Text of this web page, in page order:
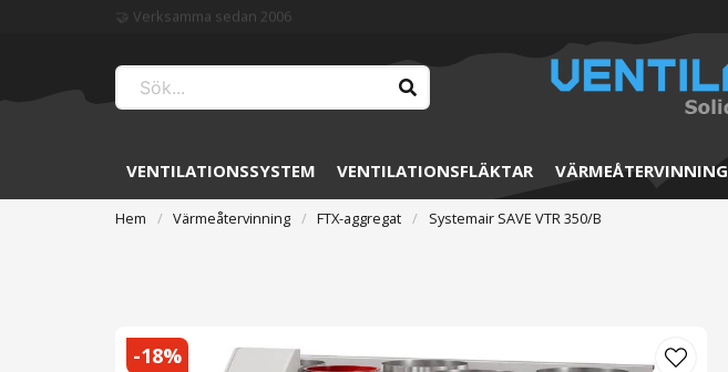
🏆 Störst på ventilation
VENTILATIONSSYSTEM VENTILATIONSFLÄKTAR VÄRMEÅTERVINNING
Hem Värmeåtervinning FTX-aggregat Systemair SAVE VTR 350/B
-18%